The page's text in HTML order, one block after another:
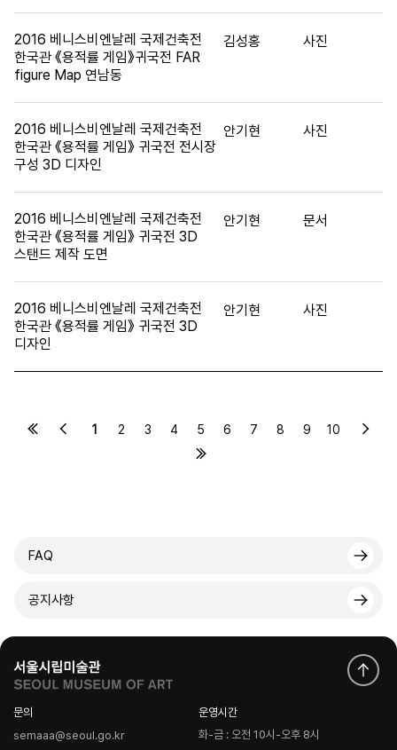
2016 베니스비엔날레 국제건축전
한국관 《용적률 게임》귀국전 FAR
figure Map 연남동
김성홍 사진
2016 베니스비엔날레 국제건축전
한국관 《용적률 게임》 귀국전 전시장
구성 3D 디자인
안기현 사진
2016 베니스비엔날레 국제건축전
한국관 《용적률 게임》 귀국전 3D
스탠드 제작 도면
안기현 문서
2016 베니스비엔날레 국제건축전
한국관 《용적률 게임》 귀국전 3D
디자인
안기현 사진
1 2 3 4 5 6 7 8 9 10
FAQ
공지사항
문의
semaaa@seoul.go.kr
운영시간
화-금 : 오전 10시-오후 8시